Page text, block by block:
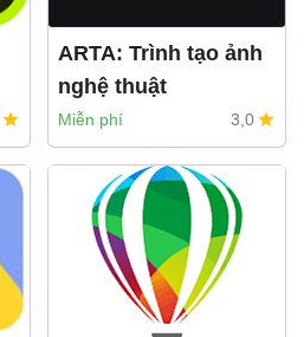
ARTA: Trình tạo ảnh
nghệ thuật
AIBY Inc
Miễn phí 3,0